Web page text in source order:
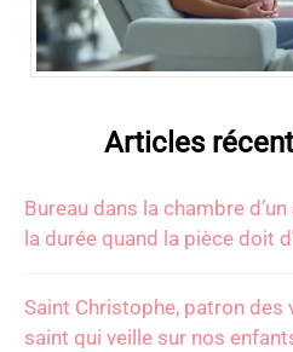
Articles
Bureau dans la chambre
la durée quand la pièce doit
Saint Christophe, patron des
saint qui veille sur nos